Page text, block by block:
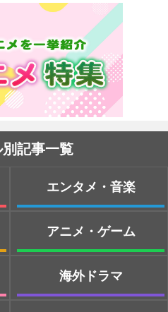
記事一覧
エンタメ・音楽
アニメ・ゲーム
海外ドラマ